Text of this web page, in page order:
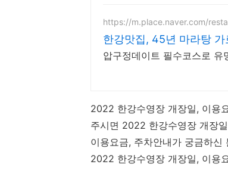
https://m.place.naver.com/
한강맛집, 45년 마라탕 가
압구정데이트 필수코스로
2022 한강수영장 개장일, 이용
주시면 2022 한강수영장 개장
이용요금, 주차안내가 궁금하
2022 한강수영장 개장일, 이용